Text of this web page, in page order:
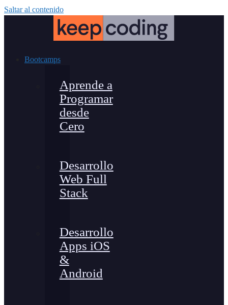
Saltar al contenido
Bootcamps
Aprende a
Programar
desde
Cero
Desarrollo
Web Full
Stack
Desarrollo
Apps iOS
&
Android